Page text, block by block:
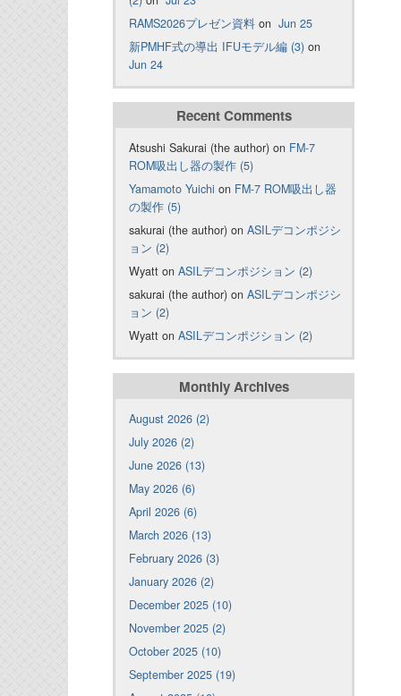
RAMS2026プレゼン資料 on Jun 25
新PMHF式の導出 IFUモデル編 (3) on
Jun 24
Recent Comments
Atsushi Sakurai (the author) on FM-7
ROM吸出し器の製作 (5)
Yamamoto Yuichi on FM-7 ROM吸出し器
の製作 (5)
sakurai (the author) on ASILデコンポジシ
ョン (2)
Wyatt on ASILデコンポジション (2)
sakurai (the author) on ASILデコンポジシ
ョン (2)
Wyatt on ASILデコンポジション (2)
Monthly Archives
August 2026 (2)
July 2026 (2)
June 2026 (13)
May 2026 (6)
April 2026 (6)
March 2026 (13)
February 2026 (3)
January 2026 (2)
December 2025 (10)
November 2025 (2)
October 2025 (10)
September 2025 (19)